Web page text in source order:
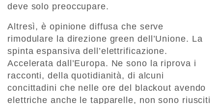
deve solo preoccupare.
Altresì, è opinione diffusa che serve
rimodulare la direzione green dell’Unione. La
spinta espansiva dell’elettrificazione.
Accelerata dall’Europa. Ne sono la riprova i
racconti, della quotidianità, di alcuni
concittadini che nelle ore del blackout avendo
elettriche anche le tapparelle, non sono riusciti